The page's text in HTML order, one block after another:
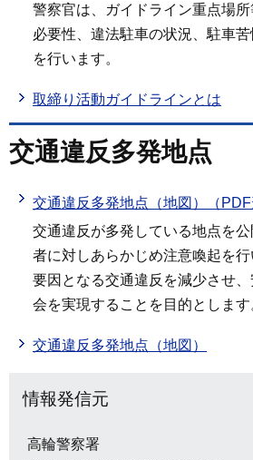
警察官は、ガイドライン重点場
必要性、違法駐車の状況、駐車
を行います。
取締り活動ガイドラインとは
交通違反多発地点
交通違反多発地点（地図）（PDF
交通違反が多発している地点を
者に対しあらかじめ注意喚起を
要因となる交通違反を減少させ
会を実現することを目的とします
交通違反多発地点（地図）
情報発信元
高輪警察署